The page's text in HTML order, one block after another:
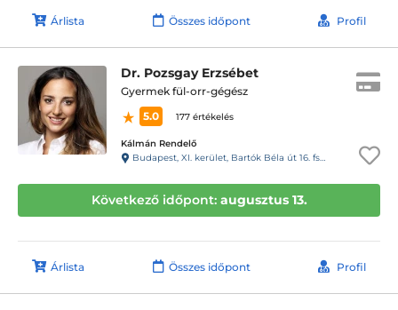
Árlista Összes időpont Profil
Dr. Pozsgay Erzsébet
Gyermek fül-orr-gégész
5.0
177 értékelés
Kálmán Rendelő
Budapest, XI. kerület, Bartók Béla út 16. fsz.1.
Következő időpont: augusztus 13.
Árlista Összes időpont Profil